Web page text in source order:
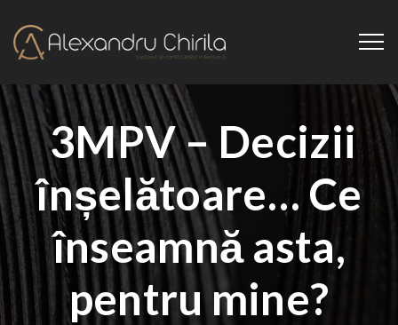
3MPV – Decizii
înșelătoare… Ce
înseamnă asta,
pentru mine?